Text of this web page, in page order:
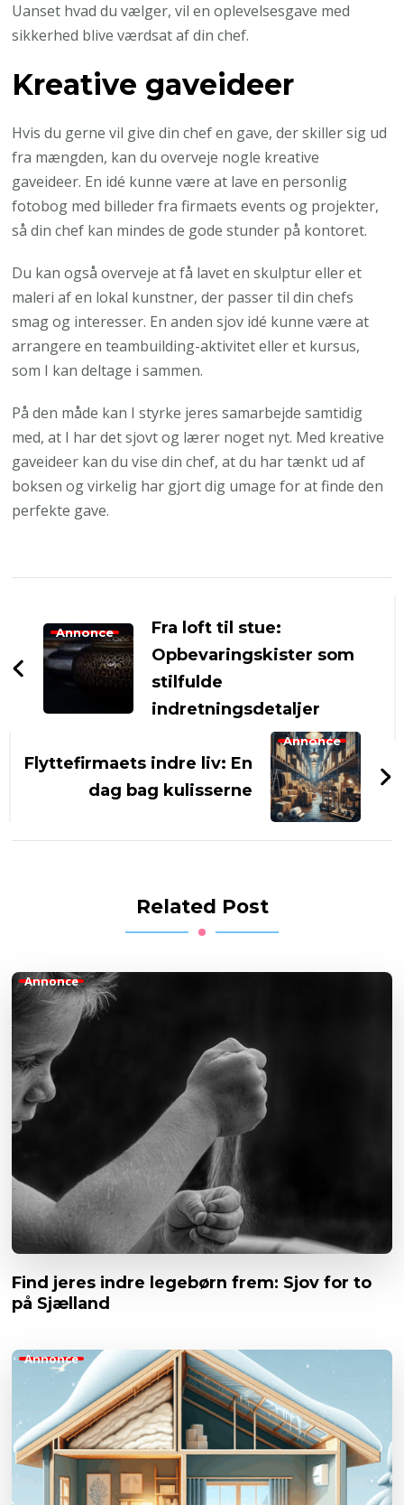
Uanset hvad du vælger, vil en oplevelsesgave med
sikkerhed blive værdsat af din chef.
Kreative gaveideer
Hvis du gerne vil give din chef en gave, der skiller sig ud
fra mængden, kan du overveje nogle kreative
gaveideer. En idé kunne være at lave en personlig
fotobog med billeder fra firmaets events og projekter,
så din chef kan mindes de gode stunder på kontoret.
Du kan også overveje at få lavet en skulptur eller et
maleri af en lokal kunstner, der passer til din chefs
smag og interesser. En anden sjov idé kunne være at
arrangere en teambuilding-aktivitet eller et kursus,
som I kan deltage i sammen.
På den måde kan I styrke jeres samarbejde samtidig
med, at I har det sjovt og lærer noget nyt. Med kreative
gaveideer kan du vise din chef, at du har tænkt ud af
boksen og virkelig har gjort dig umage for at finde den
perfekte gave.
Navigation
Annonce
Fra loft til stue:
Opbevaringskister som
stilfulde
indretningsdetaljer
Annonce
Flyttefirmaets indre liv: En
dag bag kulisserne
Related Post
Annonce
Find jeres indre legebørn frem: Sjov for to
på Sjælland
Annonce